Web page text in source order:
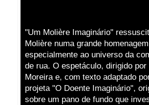
"Um Molière Imaginário"
Molière numa grande
especialmente ao universo da
de rua. O espetáculo, dirigido por
Moreira e, com texto adaptado
projeta "O Doente Imaginário",
sobre um pano de fundo que